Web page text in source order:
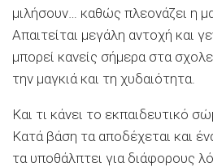
μιλήσουν… καθώς πλεονάζει η
Απαιτείται μεγάλη αντοχή και
μπορεί κανείς σήμερα στα
την μαγκιά και τη χυδαιότητα.
Και τι κάνει το εκπαιδευτικό
Κατά βάση τα αποδέχεται και
τα υποθάλπτει για διάφορους